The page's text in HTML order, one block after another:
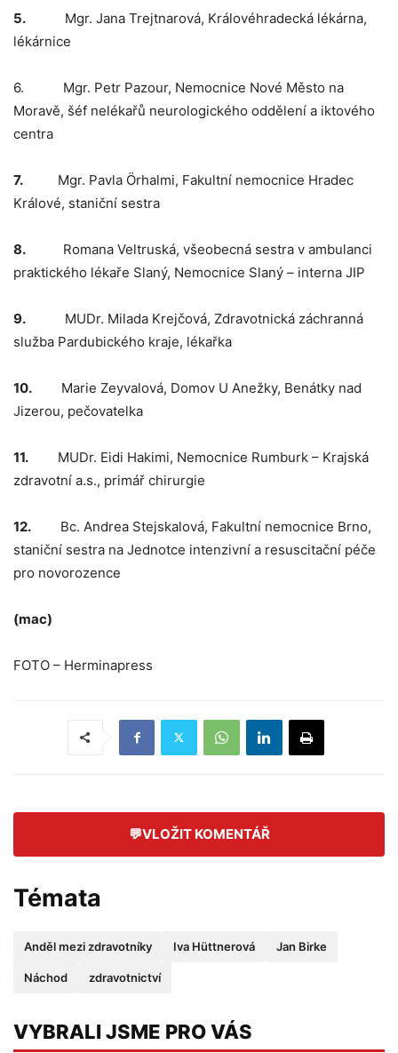
5. Mgr. Jana Trejtnarová, Královéhradecká lékárna,
lékárnice
6. Mgr. Petr Pazour, Nemocnice Nové Město na
Moravě, šéf nelékařů neurologického oddělení a iktového
centra
7.
Mgr. Pavla Örhalmi, Fakultní nemocnice Hradec
Králové, staniční sestra
8.
Romana Veltruská, všeobecná sestra v ambulanci
praktického lékaře Slaný, Nemocnice Slaný – interna JIP
9. MUDr. Milada Krejčová, Zdravotnická záchranná
služba Pardubického kraje, lékařka
10.
Marie Zeyvalová, Domov U Anežky, Benátky nad
Jizerou, pečovatelka
11.
MUDr. Eidi Hakimi, Nemocnice Rumburk – Krajská
zdravotní a.s., primář chirurgie
12.
Bc. Andrea Stejskalová, Fakultní nemocnice Brno,
staniční sestra na Jednotce intenzivní a resuscitační péče
pro novorozence
(mac)
FOTO – Herminapress
💬VLOŽIT KOMENTÁŘ
Témata
Anděl mezi zdravotníky Iva Hüttnerová Jan Birke
Náchod zdravotnictví
VYBRALI JSME PRO VÁS